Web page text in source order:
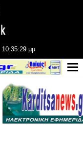
10:35:29 μμ